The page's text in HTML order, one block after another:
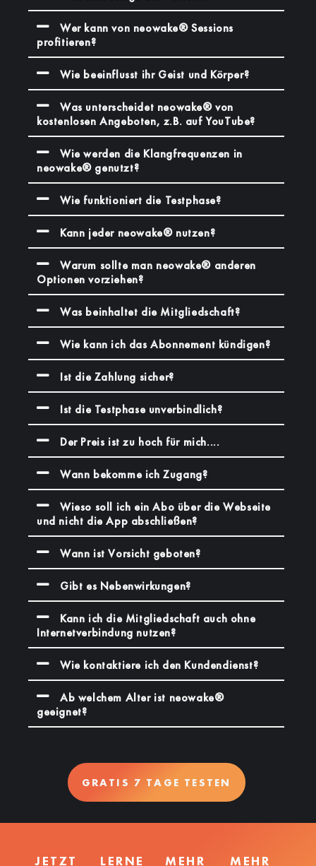
Wer kann von neowake® Sessions
profitieren?
Wie beeinflusst ihr Geist und Körper?
Was unterscheidet neowake® von
kostenlosen Angeboten, z.B. auf YouTube?
Wie werden die Klangfrequenzen in
neowake® genutzt?
Wie funktioniert die Testphase?
Kann jeder neowake® nutzen?
Warum sollte man neowake® anderen
Optionen vorziehen?
Was beinhaltet die Mitgliedschaft?
Wie kann ich das Abonnement kündigen?
Ist die Zahlung sicher?
Ist die Testphase unverbindlich?
Der Preis ist zu hoch für mich....
Wann bekomme ich Zugang?
Wieso soll ich ein Abo über die Webseite
und nicht die App abschließen?
Wann ist Vorsicht geboten?
Gibt es Nebenwirkungen?
Kann ich die Mitgliedschaft auch ohne
Internetverbindung nutzen?
Wie kontaktiere ich den Kundendienst?
Ab welchem Alter ist neowake®
geeignet?
GRATIS 7 TAGE TESTEN
JETZT LERNE MEHR MEHR